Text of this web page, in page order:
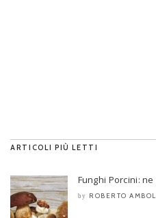
ARTICOLI PIÙ LETTI
Funghi Porcini:
by ROBERTO